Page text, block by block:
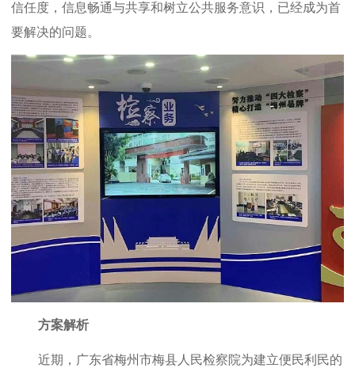
信任度， 信息畅通与共享和树立公共服务意识， 已经成为首
要解决的问题。
方案解析
近期，广东省梅州市梅县人民检察院为建立便民利民的